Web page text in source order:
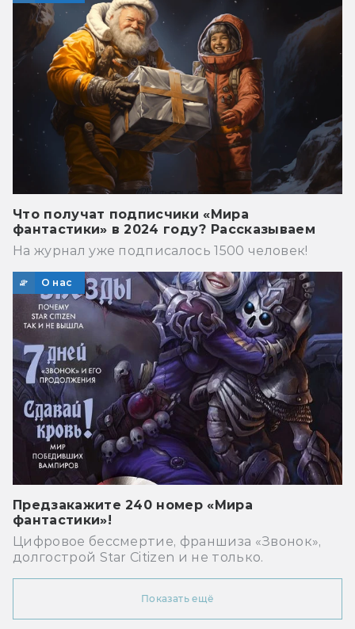
Что получат подписчики «Мира
фантастики» в 2024 году? Рассказываем
На журнал уже подписалось 1500 человек!
О нас
Предзакажите 240 номер «Мира
фантастики»!
Цифровое бессмертие, франшиза «Звонок»,
долгострой Star Citizen и не только.
Показать ещё